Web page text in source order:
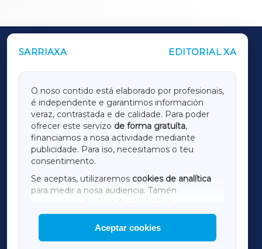
SARRIAXA EDITORIAL XA
O noso contido está elaborado por profesionais,
é independente e garantimos información
veraz, contrastada e de calidade. Para poder
ofrecer este servizo de forma gratuíta,
financiamos a nosa actividade mediante
publicidade. Para iso, necesitamos o teu
consentimento.
Se aceptas, utilizaremos cookies de analítica
para medir a nosa audiencia. Tamén
utilizaremos
cookies de marketing
mostrar publicidade de terceiros.
Así mesmo, podes personalizar a elección das
cookies que desexas permitir.
Aceptar cookies
OUTROS PERIÓDICOS
LUGOXA
TERRACHAXA
AMARIÑAXA
RIBEIRASACRAXA